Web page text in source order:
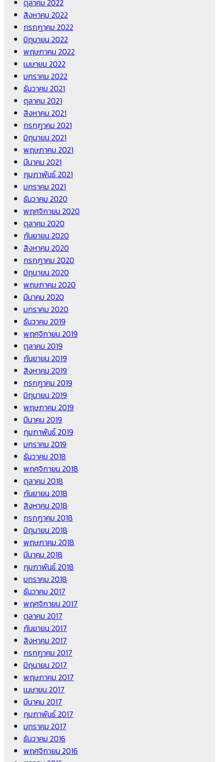
สิงหาคม 2022
กรกฎาคม 2022
มิถุนายน 2022
พฤษภาคม 2022
เมษายน 2022
มกราคม 2022
ธันวาคม 2021
ตุลาคม 2021
สิงหาคม 2021
กรกฎาคม 2021
มิถุนายน 2021
พฤษภาคม 2021
มีนาคม 2021
กุมภาพันธ์ 2021
มกราคม 2021
ธันวาคม 2020
พฤศจิกายน 2020
ตุลาคม 2020
กันยายน 2020
สิงหาคม 2020
กรกฎาคม 2020
มิถุนายน 2020
พฤษภาคม 2020
มีนาคม 2020
มกราคม 2020
ธันวาคม 2019
พฤศจิกายน 2019
ตุลาคม 2019
กันยายน 2019
สิงหาคม 2019
กรกฎาคม 2019
มิถุนายน 2019
พฤษภาคม 2019
มีนาคม 2019
กุมภาพันธ์ 2019
มกราคม 2019
ธันวาคม 2018
พฤศจิกายน 2018
ตุลาคม 2018
กันยายน 2018
สิงหาคม 2018
กรกฎาคม 2018
มิถุนายน 2018
พฤษภาคม 2018
มีนาคม 2018
กุมภาพันธ์ 2018
มกราคม 2018
ธันวาคม 2017
พฤศจิกายน 2017
ตุลาคม 2017
กันยายน 2017
สิงหาคม 2017
กรกฎาคม 2017
มิถุนายน 2017
พฤษภาคม 2017
เมษายน 2017
มีนาคม 2017
กุมภาพันธ์ 2017
มกราคม 2017
ธันวาคม 2016
พฤศจิกายน 2016